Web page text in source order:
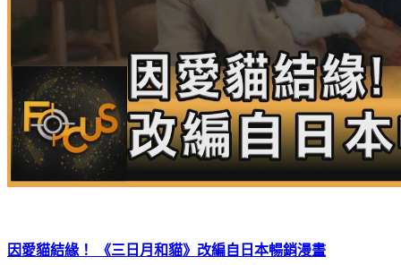
因愛貓結緣！ 《三日月和貓》改編自日本暢銷漫畫